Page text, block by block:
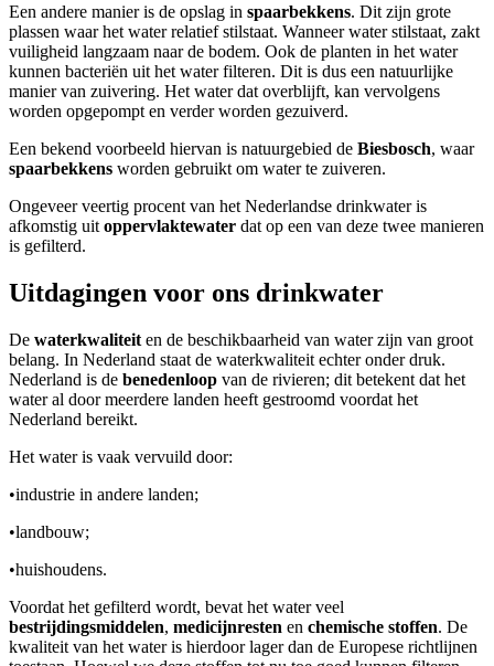
Een andere manier is de opslag in spaarbekkens. Dit zijn grote
plassen waar het water relatief stilstaat. Wanneer water stilstaat, zakt
vuiligheid langzaam naar de bodem. Ook de planten in het water
kunnen bacteriën uit het water filteren. Dit is dus een natuurlijke
manier van zuivering. Het water dat overblijft, kan vervolgens
worden opgepompt en verder worden gezuiverd.
Een bekend voorbeeld hiervan is natuurgebied de Biesbosch, waar
spaarbekkens worden gebruikt om water te zuiveren.
Ongeveer veertig procent van het Nederlandse drinkwater is
afkomstig uit oppervlaktewater dat op een van deze twee manieren
is gefilterd.
Uitdagingen voor ons drinkwater
De waterkwaliteit en de beschikbaarheid van water zijn van groot
belang. In Nederland staat de waterkwaliteit echter onder druk.
Nederland is de benedenloop van de rivieren; dit betekent dat het
water al door meerdere landen heeft gestroomd voordat het
Nederland bereikt.
Het water is vaak vervuild door:
•industrie in andere landen;
•landbouw;
•huishoudens.
Voordat het gefilterd wordt, bevat het water veel
bestrijdingsmiddelen, medicijnresten en chemische stoffen. De
kwaliteit van het water is hierdoor lager dan de Europese richtlijnen